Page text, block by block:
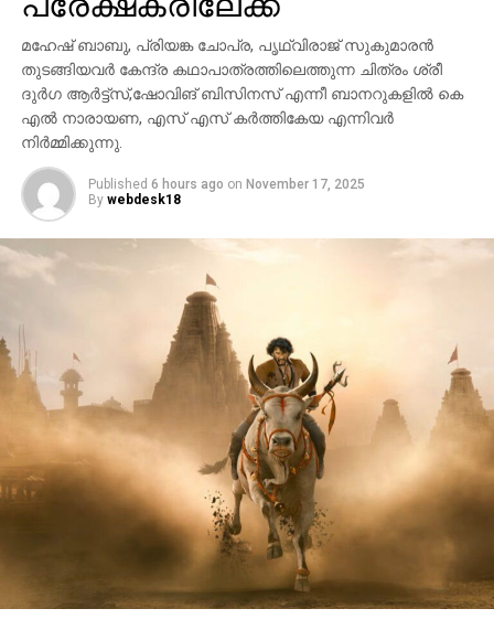
മഹേഷ് ബാബു, പ്രിയങ്ക ചോപ്ര, പൃഥ്വിരാജ് സുകുമാരൻ
തുടങ്ങിയവർ കേന്ദ്ര കഥാപാത്രത്തിലെത്തുന്ന ചിത്രം ശ്രീ
ദുർഗ ആർട്ട്സ്,ഷോവിങ് ബിസിനസ് എന്നീ ബാനറുകളിൽ കെ
എൽ നാരായണ, എസ് എസ് കർത്തികേയ എന്നിവർ
നിർമ്മിക്കുന്നു.
Published 6 hours ago on November 17, 2025
By webdesk18